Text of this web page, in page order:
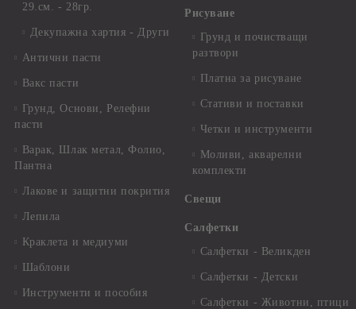
29.см. - 28гр.
Декупажна хартия - Други
Антични пасти
Вакс пасти
Грунд, Основи, Релефни
пасти
Варак, Шлак метал, Фолио,
Пантна
Лакове и защитни покрития
Лепила
Краклета и медиуми
Шаблони
Инструменти и пособия
Рисуване
Грунд и почистващи
разтвори
Платна за рисуване
Стативи и поставки
Четки и инструменти
Моливи, акварелни
комплекти
Свещи
Салфетки
Салфетки - Великден
Салфетки - Детски
Салфетки - Животни, птици